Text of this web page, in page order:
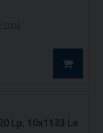
Lp, 10x1133 Le